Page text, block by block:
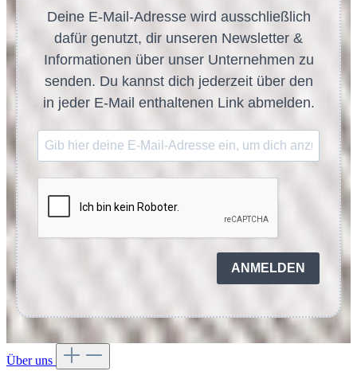
Deine E-Mail-Adresse wird ausschließlich
dafür genutzt, dir unseren Newsletter &
Informationen über unser Unternehmen zu
senden. Du kannst dich jederzeit über den
in jeder E-Mail enthaltenen Link abmelden.
ANMELDEN
Über uns